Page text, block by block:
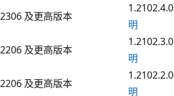
2306 及更高版本
1.2102.4.0
明
2206 及更高版本
1.2102.3.0
明
2206 及更高版本
1.2102.2.0
明